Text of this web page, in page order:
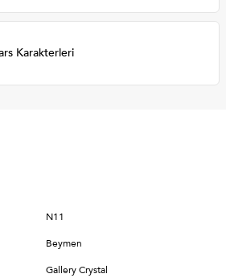
Karakterleri
N11
Beymen
Gallery Crystal